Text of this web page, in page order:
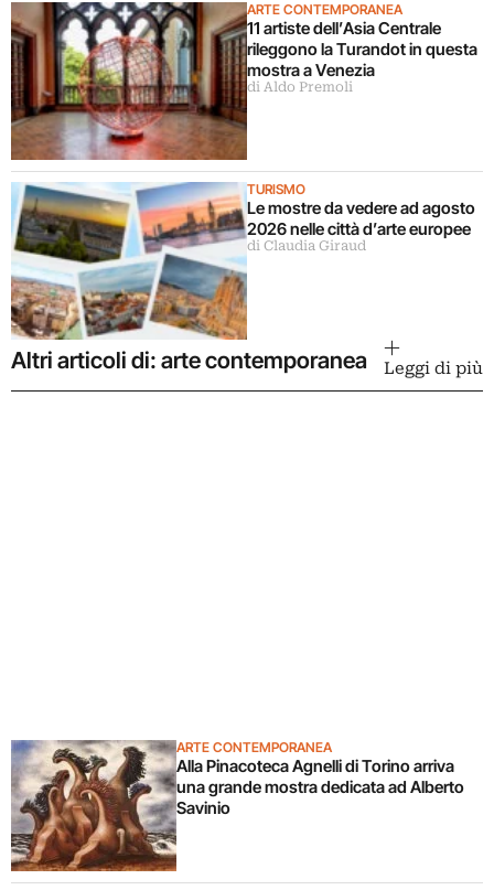
ARTE CONTEMPORANEA
11 artiste dell’Asia Centrale
rileggono la Turandot in questa
mostra a Venezia
di Aldo Premoli
TURISMO
Le mostre da vedere ad agosto
2026 nelle città d’arte europee
di Claudia Giraud
Altri articoli di: arte contemporanea Leggi di più
ARTE CONTEMPORANEA
Alla Pinacoteca Agnelli di Torino arriva
una grande mostra dedicata ad Alberto
Savinio